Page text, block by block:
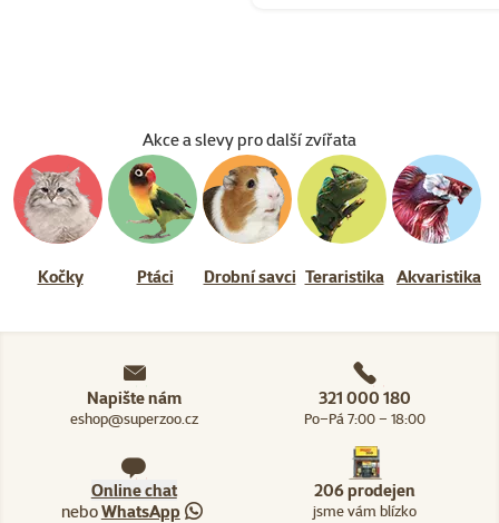
Akce a slevy pro další zvířata
Kočky Ptáci Drobní savci Teraristika Akvaristika
Napište nám
eshop@superzoo.cz
321 000 180
Po–Pá 7:00 – 18:00
Online chat
neboWhatsApp
206 prodejen
jsme vám blízko